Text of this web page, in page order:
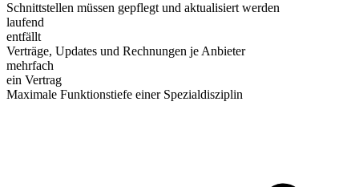
Schnittstellen müssen gepflegt und aktualisiert werden
laufend
entfällt
Verträge, Updates und Rechnungen je Anbieter
mehrfach
ein Vertrag
Maximale Funktionstiefe einer Spezialdisziplin